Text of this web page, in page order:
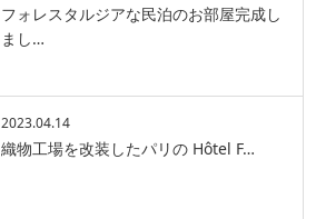
フォレスタルジアな民泊のお部屋完成し
まし…
2023.04.14
織物工場を改装したパリの Hôtel F…